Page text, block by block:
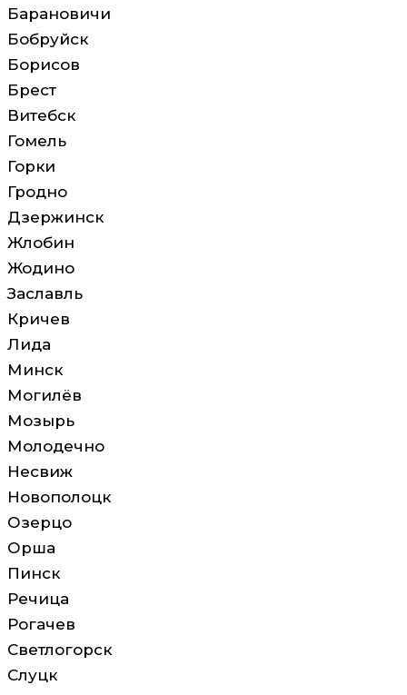
Барановичи
Бобруйск
Борисов
Брест
Витебск
Гомель
Горки
Гродно
Дзержинск
Жлобин
Жодино
Заславль
Кричев
Лида
Минск
Могилёв
Мозырь
Молодечно
Несвиж
Новополоцк
Озерцо
Орша
Пинск
Речица
Рогачев
Светлогорск
Слуцк